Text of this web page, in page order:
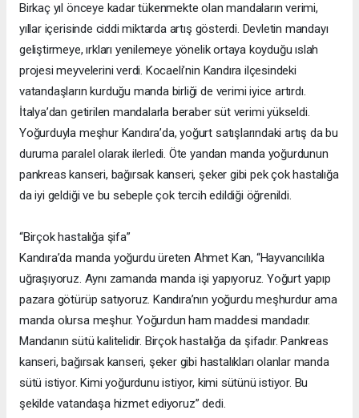
Birkaç yıl önceye kadar tükenmekte olan mandaların verimi,
yıllar içerisinde ciddi miktarda artış gösterdi. Devletin mandayı
geliştirmeye, ırkları yenilemeye yönelik ortaya koyduğu ıslah
projesi meyvelerini verdi. Kocaeli’nin Kandıra ilçesindeki
vatandaşların kurduğu manda birliği de verimi iyice artırdı.
İtalya’dan getirilen mandalarla beraber süt verimi yükseldi.
Yoğurduyla meşhur Kandıra’da, yoğurt satışlarındaki artış da bu
duruma paralel olarak ilerledi. Öte yandan manda yoğurdunun
pankreas kanseri, bağırsak kanseri, şeker gibi pek çok hastalığa
da iyi geldiği ve bu sebeple çok tercih edildiği öğrenildi.
“Birçok hastalığa şifa”
Kandıra’da manda yoğurdu üreten Ahmet Kan, “Hayvancılıkla
uğraşıyoruz. Aynı zamanda manda işi yapıyoruz. Yoğurt yapıp
pazara götürüp satıyoruz. Kandıra’nın yoğurdu meşhurdur ama
manda olursa meşhur. Yoğurdun ham maddesi mandadır.
Mandanın sütü kalitelidir. Birçok hastalığa da şifadır. Pankreas
kanseri, bağırsak kanseri, şeker gibi hastalıkları olanlar manda
sütü istiyor. Kimi yoğurdunu istiyor, kimi sütünü istiyor. Bu
şekilde vatandaşa hizmet ediyoruz” dedi.